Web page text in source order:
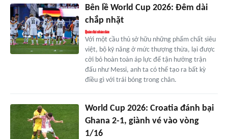
Bên lề World Cup 2026: Đêm dài
chắp nhặt
Với một cầu thủ sở hữu những phẩm chất siêu
việt, bộ kỹ năng ở mức thượng thừa, lại được
cởi bỏ hoàn toàn áp lực để tận hưởng trận
đấu như Messi, anh ta có thể tạo ra bất kỳ
điều gì với trái bóng trong chân.
World Cup 2026: Croatia đánh bại
Ghana 2-1, giành vé vào vòng
1/16